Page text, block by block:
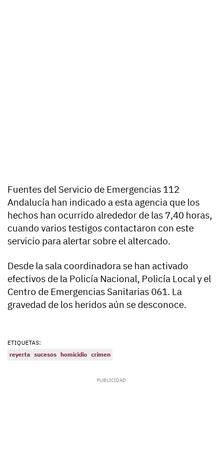
Fuentes del Servicio de Emergencias 112
Andalucía han indicado a esta agencia que los
hechos han ocurrido alrededor de las 7,40 horas,
cuando varios testigos contactaron con este
servicio para alertar sobre el altercado.
Desde la sala coordinadora se han activado
efectivos de la Policía Nacional, Policía Local y el
Centro de Emergencias Sanitarias 061. La
gravedad de los heridos aún se desconoce.
ETIQUETAS:
reyerta sucesos homicidio crimen